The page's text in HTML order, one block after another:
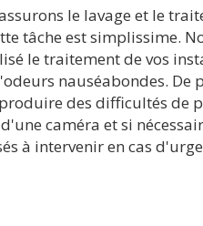
le lavage et le
tâche est simplissime.
le traitement de vos
nauséabondes. De
des difficultés de
caméra et si
à intervenir en cas